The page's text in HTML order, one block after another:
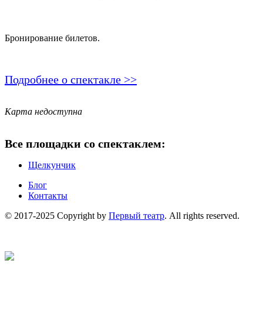
Бронирование билетов.
Подробнее о спектакле >>
Карта недоступна
Все площадки со спектаклем:
Щелкунчик
Блог
Контакты
© 2017-2025 Copyright by Первый театр. All rights reserved.